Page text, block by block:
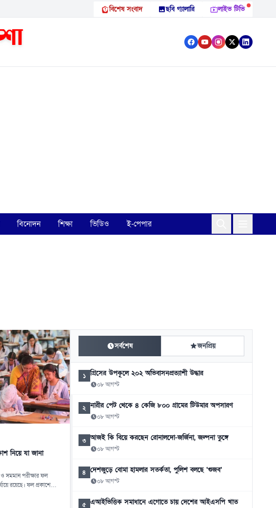
বিশেষ সংবাদ ছবি গ্যালারি লাইভ টিভি
বিনোদন শিক্ষা ভিডিও ই-পেপার
নিয়ে যা জানা
সমমান পরীক্ষার ফল
রয়েছে। ফল প্রকাশের
সর্বশেষ জনপ্রিয়
১ গ্রিসের উপকূলে ২০২ অভিবাসনপ্রত্যাশী উদ্ধার
০৮ আগস্ট
২ নারীর পেট থেকে ৪ কেজি ৮০০ গ্রামের টিউমার অপসারণ
০৮ আগস্ট
৩ আজই কি বিয়ে করছেন রোনালদো-জর্জিনা, জল্পনা তুঙ্গে
০৮ আগস্ট
৪ দেশজুড়ে বোমা হামলার সতর্কতা, পুলিশ বলছে ‘গুজব’
০৮ আগস্ট
৫ এআইভিত্তিক সমাধানে এগোতে চায় দেশের আইএসপি খাত